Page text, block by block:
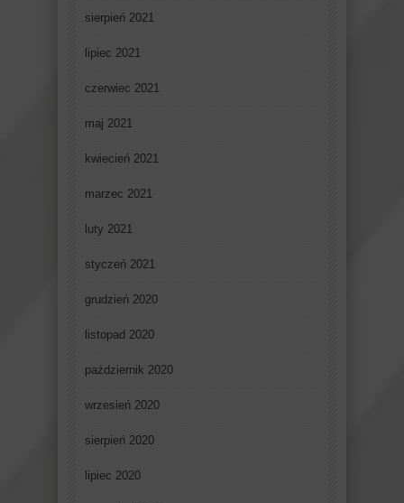
sierpień 2021
lipiec 2021
czerwiec 2021
maj 2021
kwiecień 2021
marzec 2021
luty 2021
styczeń 2021
grudzień 2020
listopad 2020
październik 2020
wrzesień 2020
sierpień 2020
lipiec 2020